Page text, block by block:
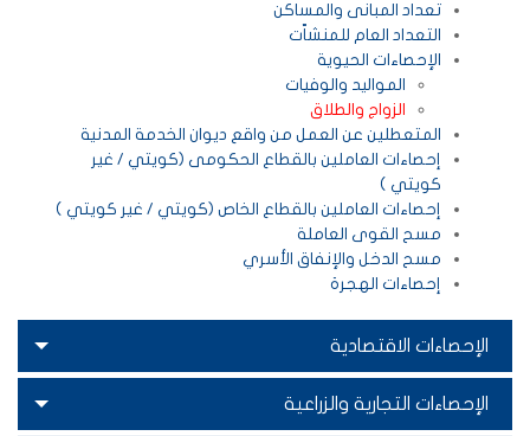
تعداد المبانى والمساكن
التعداد العام للمنشاّت
الإحصاءات الحيوية
المواليد والوفيات
الزواج والطلاق
المتعطلين عن العمل من واقع ديوان الخدمة المدنية
إحصاءات العاملين بالقطاع الحكومى (كويتي / غير
كويتي )
إحصاءات العاملين بالقطاع الخاص (كويتي / غير كويتي )
مسح القوى العاملة
مسح الدخل والإنفاق الأسري
إحصاءات الهجرة
الإحصاءات الاقتصادية
الإحصاءات التجارية والزراعية